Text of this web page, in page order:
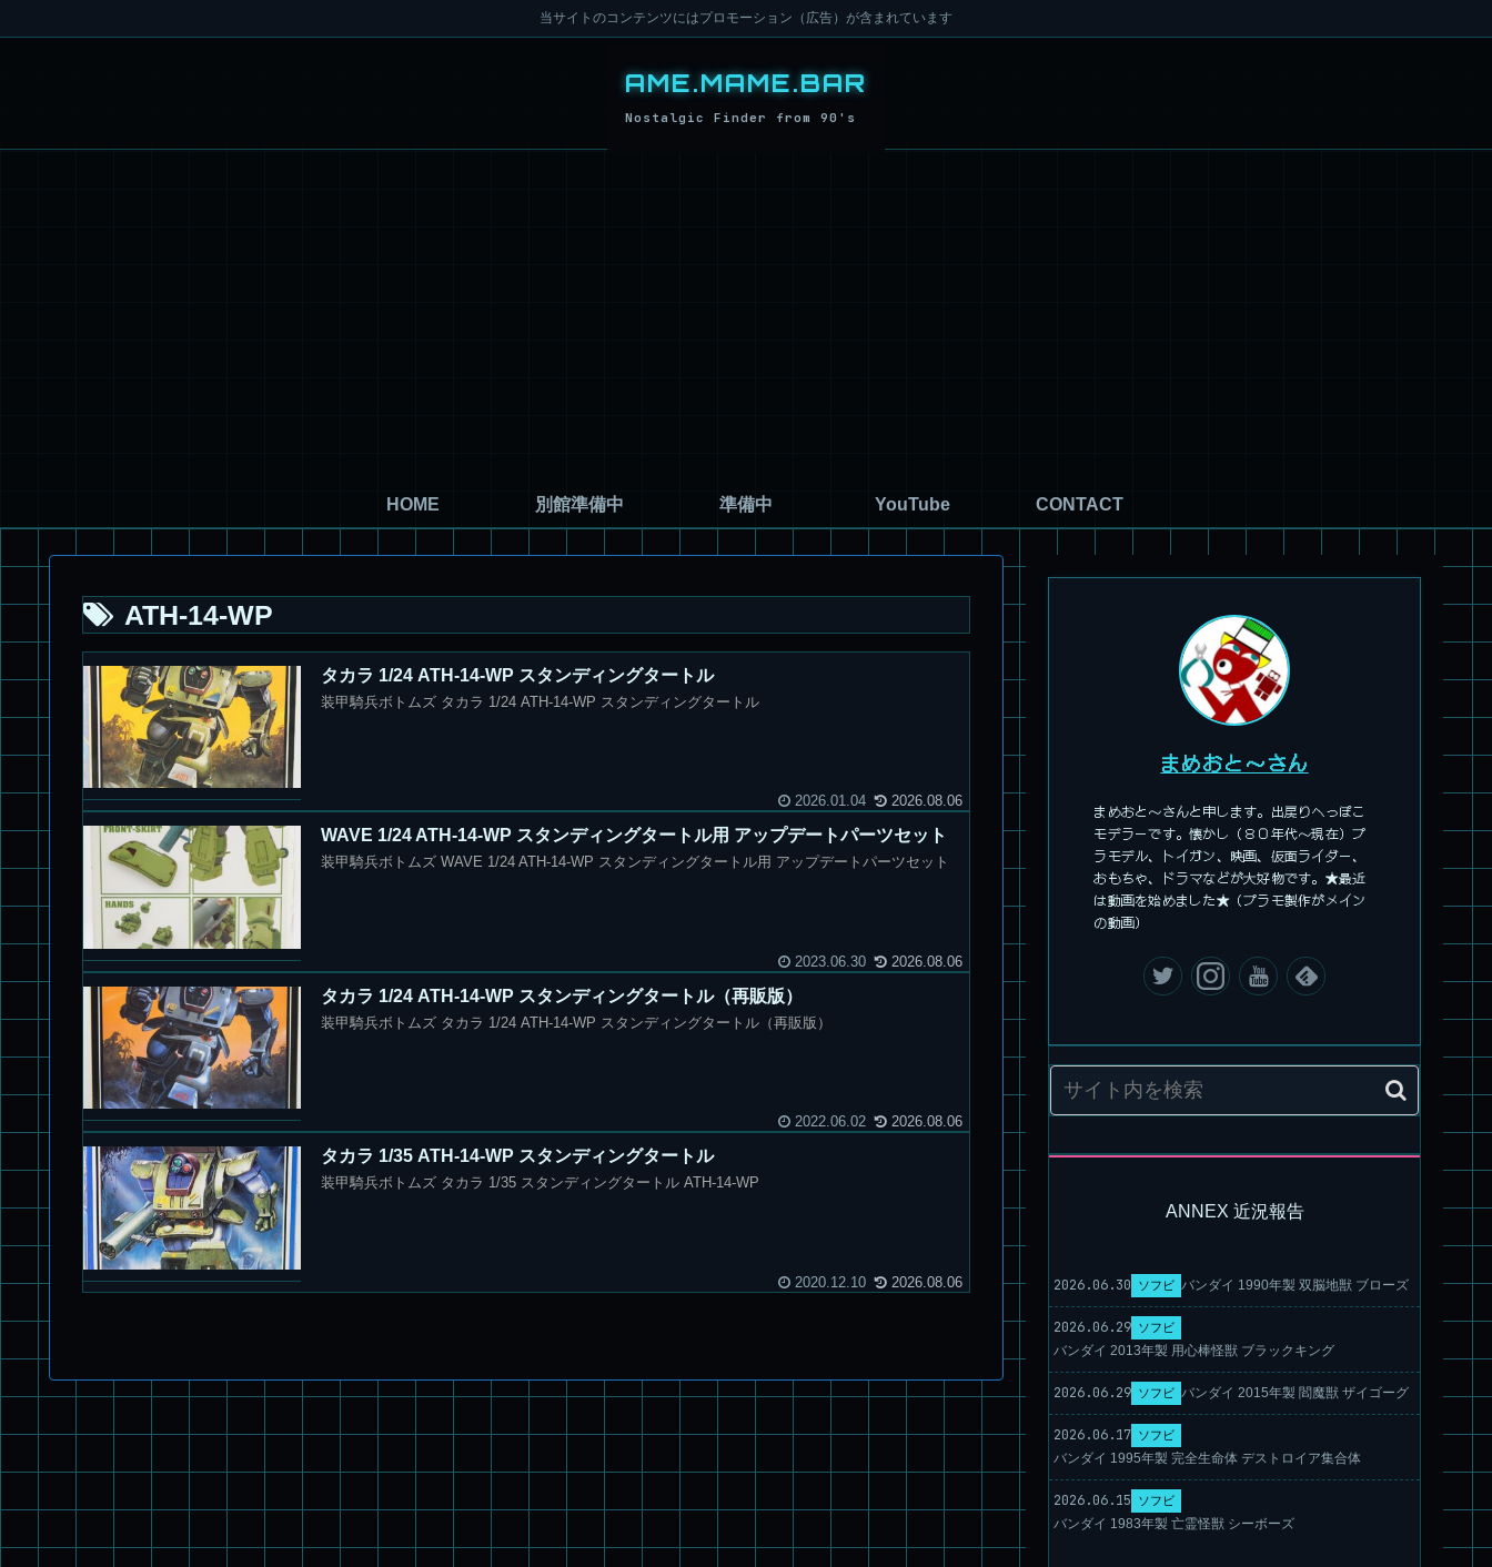
当サイトのコンテンツにはプロモーション（広告）が含まれています
HOME 別館準備中 準備中 YouTube CONTACT
ATH-14-WP
タカラ 1/24 ATH-14-WP スタンディングタートル
装甲騎兵ボトムズ タカラ 1/24 ATH-14-WP スタンディングタートル
2026.01.04 2026.08.06
WAVE 1/24 ATH-14-WP スタンディングタートル用 アップデートパーツセット
装甲騎兵ボトムズ WAVE 1/24 ATH-14-WP スタンディングタートル用 アップデートパーツセット
2023.06.30 2026.08.06
タカラ 1/24 ATH-14-WP スタンディングタートル（再販版）
装甲騎兵ボトムズ タカラ 1/24 ATH-14-WP スタンディングタートル（再販版）
2022.06.02 2026.08.06
タカラ 1/35 ATH-14-WP スタンディングタートル
装甲騎兵ボトムズ タカラ 1/35 スタンディングタートル ATH-14-WP
2020.12.10 2026.08.06
まめおと～さん
まめおと～さんと申します。出戻りへっぽこ
モデラーです。懐かし（８０年代～現在）プ
ラモデル、トイガン、映画、仮面ライダー、
おもちゃ、ドラマなどが大好物です。★最近
は動画を始めました★（プラモ製作がメイン
の動画）
ANNEX 近況報告
2026.06.30 ソフビ バンダイ 1990年製 双脳地獣 ブローズ
2026.06.29 ソフビ
バンダイ 2013年製 用心棒怪獣 ブラックキング
2026.06.29 ソフビ バンダイ 2015年製 閻魔獣 ザイゴーグ
2026.06.17 ソフビ
バンダイ 1995年製 完全生命体 デストロイア集合体
2026.06.15 ソフビ
バンダイ 1983年製 亡霊怪獣 シーボーズ
旧キット製作★アオシマ ロボダッチ モビルZ